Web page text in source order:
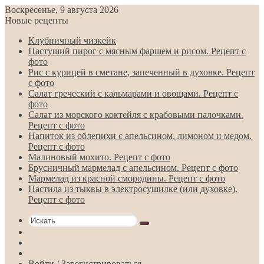
Воскресенье, 9 августа 2026
Новые рецепты
Клубничный чизкейк
Пастуший пирог с мясным фаршем и рисом. Рецепт с
фото
Рис с курицей в сметане, запеченный в духовке. Рецепт
с фото
Салат греческий с кальмарами и овощами. Рецепт с
фото
Салат из морского коктейля с крабовыми палочками.
Рецепт с фото
Напиток из облепихи с апельсином, лимоном и медом.
Рецепт с фото
Малиновый мохито. Рецепт с фото
Брусничный мармелад с апельсином. Рецепт с фото
Мармелад из красной смородины. Рецепт с фото
Пастила из тыквы в электросушилке (или духовке).
Рецепт с фото
Искать